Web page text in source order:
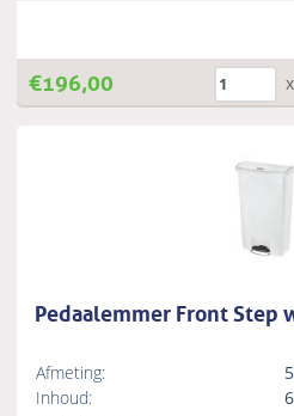
€196,00
Pedaalemmer Front Step
Afmeting:
Inhoud: